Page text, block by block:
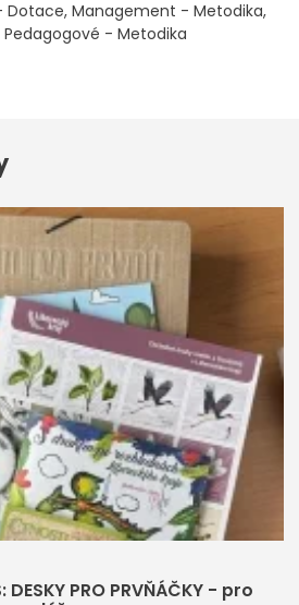
Dotace Management - Metodika
Pedagogové - Metodika
PRO PRVŇÁČKY - pro